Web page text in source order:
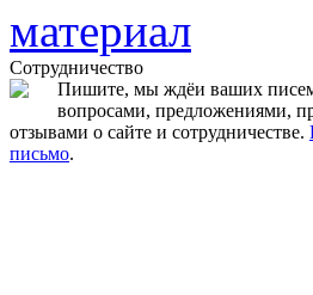
Сотрудничество
Пишите, мы ждёи ваших
вопросами, предложениями,
отзывами о сайте и сотрудничестве.
письмо.